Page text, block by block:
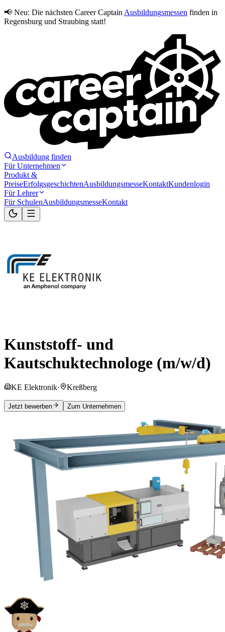
📢 Neu: Die nächsten Career Captain Ausbildungsmessen finden in
Regensburg und Straubing statt!
Ausbildung finden
Für Unternehmen
Produkt &
PreiseErfolgsgeschichtenAusbildungsmesseKontaktKundenlogin
Für Lehrer
Für SchulenAusbildungsmesseKontakt
Kunststoff- und
Kautschuktechnologe (m/w/d)
KE Elektronik· Kreßberg
Jetzt bewerben Zum Unternehmen